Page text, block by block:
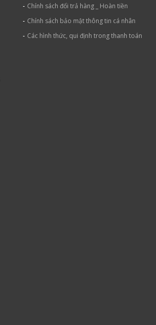
- Chính sách đổi trả hàng _ Hoàn tiền
- Chính sách bảo mật thông tin cá nhân
- Các hình thức, qui định trong thanh toán